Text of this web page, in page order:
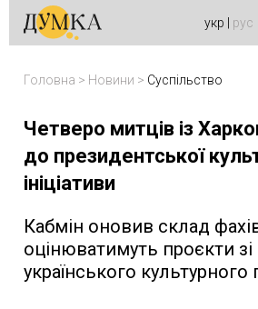
укр рус
Головна > Новини > Суспільство
Четверо митців із
до президентської
ініціативи
Кабмін оновив склад
оцінюватимуть проєкти
українського культурного